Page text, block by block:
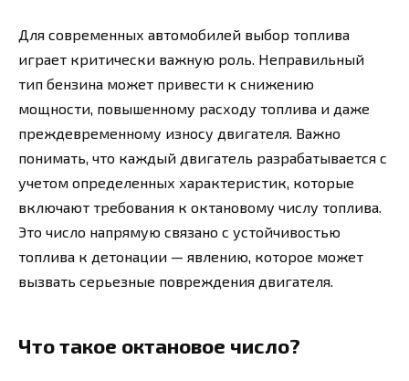
Для современных автомобилей выбор топлива
играет критически важную роль. Неправильный
тип бензина может привести к снижению
мощности, повышенному расходу топлива и даже
преждевременному износу двигателя. Важно
понимать, что каждый двигатель разрабатывается с
учетом определенных характеристик, которые
включают требования к октановому числу топлива.
Это число напрямую связано с устойчивостью
топлива к детонации — явлению, которое может
вызвать серьезные повреждения двигателя.
Что такое октановое число?